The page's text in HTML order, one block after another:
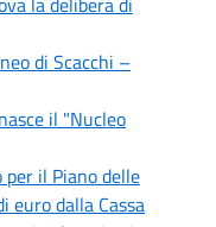
di Scacchi –
il "Nucleo
il Piano delle
euro dalla Cassa